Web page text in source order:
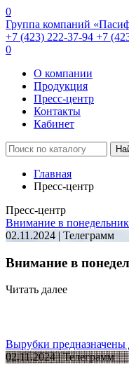
0
Группа компаний
+7 (423) 222-37-94 +7
0
О компании
Продукция
Пресс-центр
Контакты
Кабинет
Главная
Пресс-центр
Пресс-центр
Внимание в
02.11.2024 | Телеграмм
Внимание в
Читать далее
Вырубки предназначены
02.11.2024 | Телеграмм